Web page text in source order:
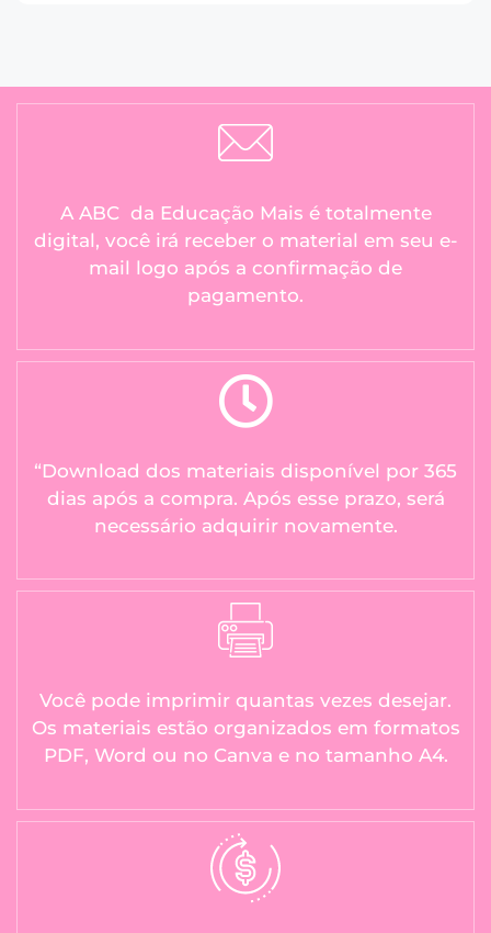
A ABC da Educação Mais é totalmente
digital, você irá receber o material em seu e-
mail logo após a confirmação de
pagamento.
“Download dos materiais disponível por 365
dias após a compra. Após esse prazo, será
necessário adquirir novamente.
Você pode imprimir quantas vezes desejar.
Os materiais estão organizados em formatos
PDF, Word ou no Canva e no tamanho A4.